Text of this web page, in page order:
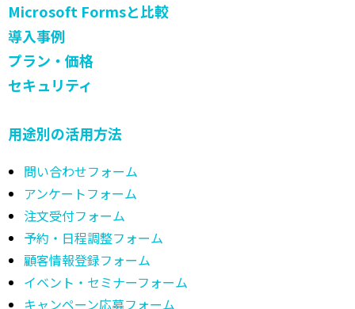
Microsoft Formsと比較
導入事例
プラン・価格
セキュリティ
用途別の活用方法
問い合わせフォーム
アンケートフォーム
注文受付フォーム
予約・日程調整フォーム
顧客情報登録フォーム
イベント・セミナーフォーム
キャンペーン応募フォーム